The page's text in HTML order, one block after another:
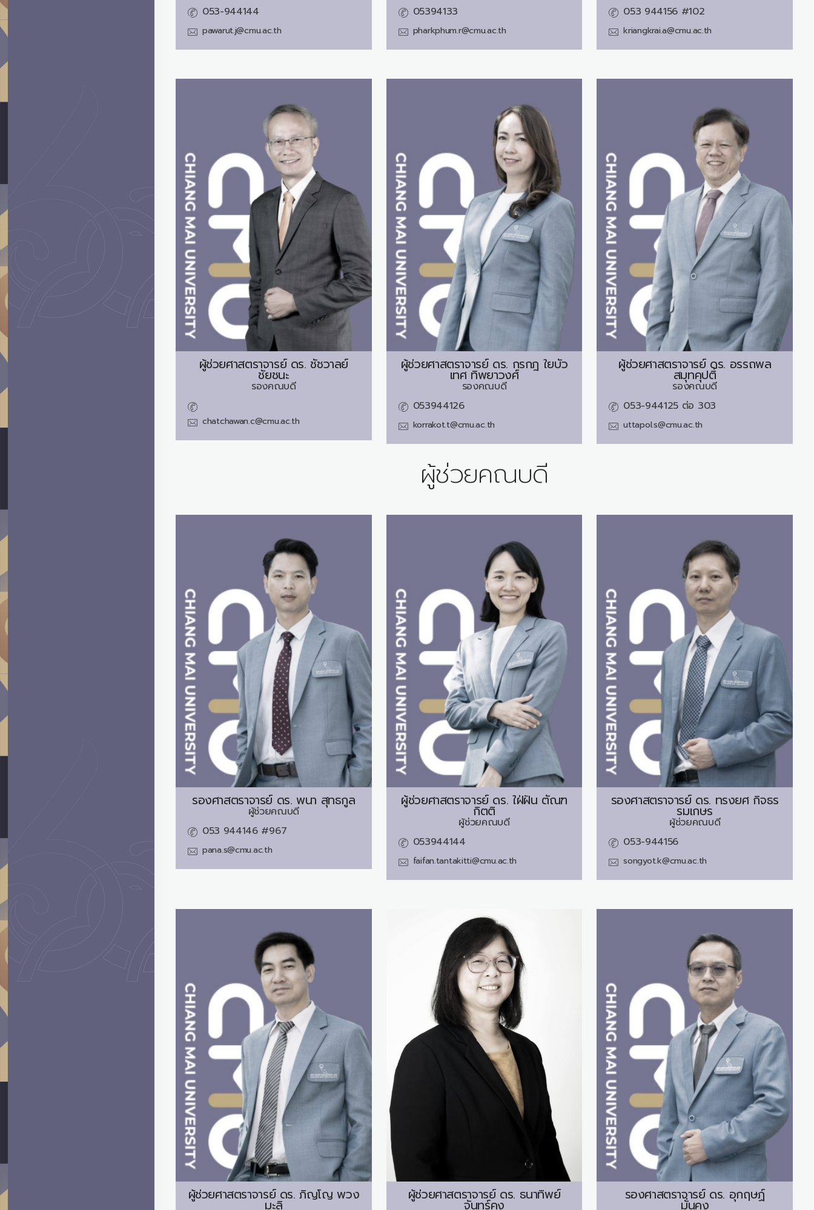
053-944144
pawarut.j@cmu.ac.th
05394133
pharkphum.r@cmu.ac.th
053 944156 #102
kriangkrai.a@cmu.ac.th
ผู้ช่วยศาสตราจารย์ ดร. ชัชวาลย์
ชัยชนะ
รองคณบดี
chatchawan.c@cmu.ac.th
ผู้ช่วยศาสตราจารย์ ดร. กรกฎ ใยบัว
เทศ ทิพยาวงศ์
รองคณบดี
053944126
korrakot.t@cmu.ac.th
ผู้ช่วยศาสตราจารย์ ดร. อรรถพล
สมุทคุปติ์
รองคณบดี
053-944125 ต่อ 303
uttapol.s@cmu.ac.th
ผู้ช่วยคณบดี
รองศาสตราจารย์ ดร. พนา สุทธกูล
ผู้ช่วยคณบดี
053 944146 #967
pana.s@cmu.ac.th
ผู้ช่วยศาสตราจารย์ ดร. ใฝ่ฝัน ตัณฑ
กิตติ
ผู้ช่วยคณบดี
053944144
faifan.tantakitti@cmu.ac.th
รองศาสตราจารย์ ดร. ทรงยศ กิจธร
รมเกษร
ผู้ช่วยคณบดี
053-944156
songyot.k@cmu.ac.th
ผู้ช่วยศาสตราจารย์ ดร. ภิญโญ พวง
มะลิ
ผู้ช่วยศาสตราจารย์ ดร. ธนาทิพย์
จันทร์คง
รองศาสตราจารย์ ดร. อุกฤษฏ์
มั่นคง